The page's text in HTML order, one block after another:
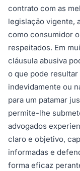
contrato com as
legislação vigente,
como consumidor
respeitados. Em
cláusula abusiva
o que pode
indevidamente ou
para um patamar
permite-lhe
advogados
claro e objetivo,
informadas e
forma eficaz